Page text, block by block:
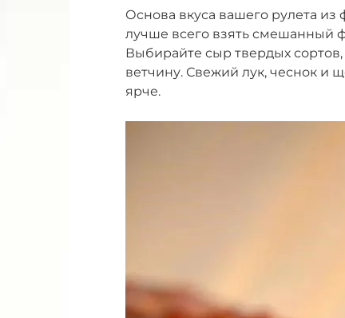
Основа вкуса вашего рулета
лучше всего взять смешанный
Выбирайте сыр твердых
ветчину. Свежий лук, чеснок и
ярче.